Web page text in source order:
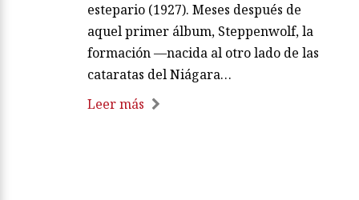
estepario (1927). Meses después de
aquel primer álbum, Steppenwolf, la
formación —nacida al otro lado de las
cataratas del Niágara…
Leer más